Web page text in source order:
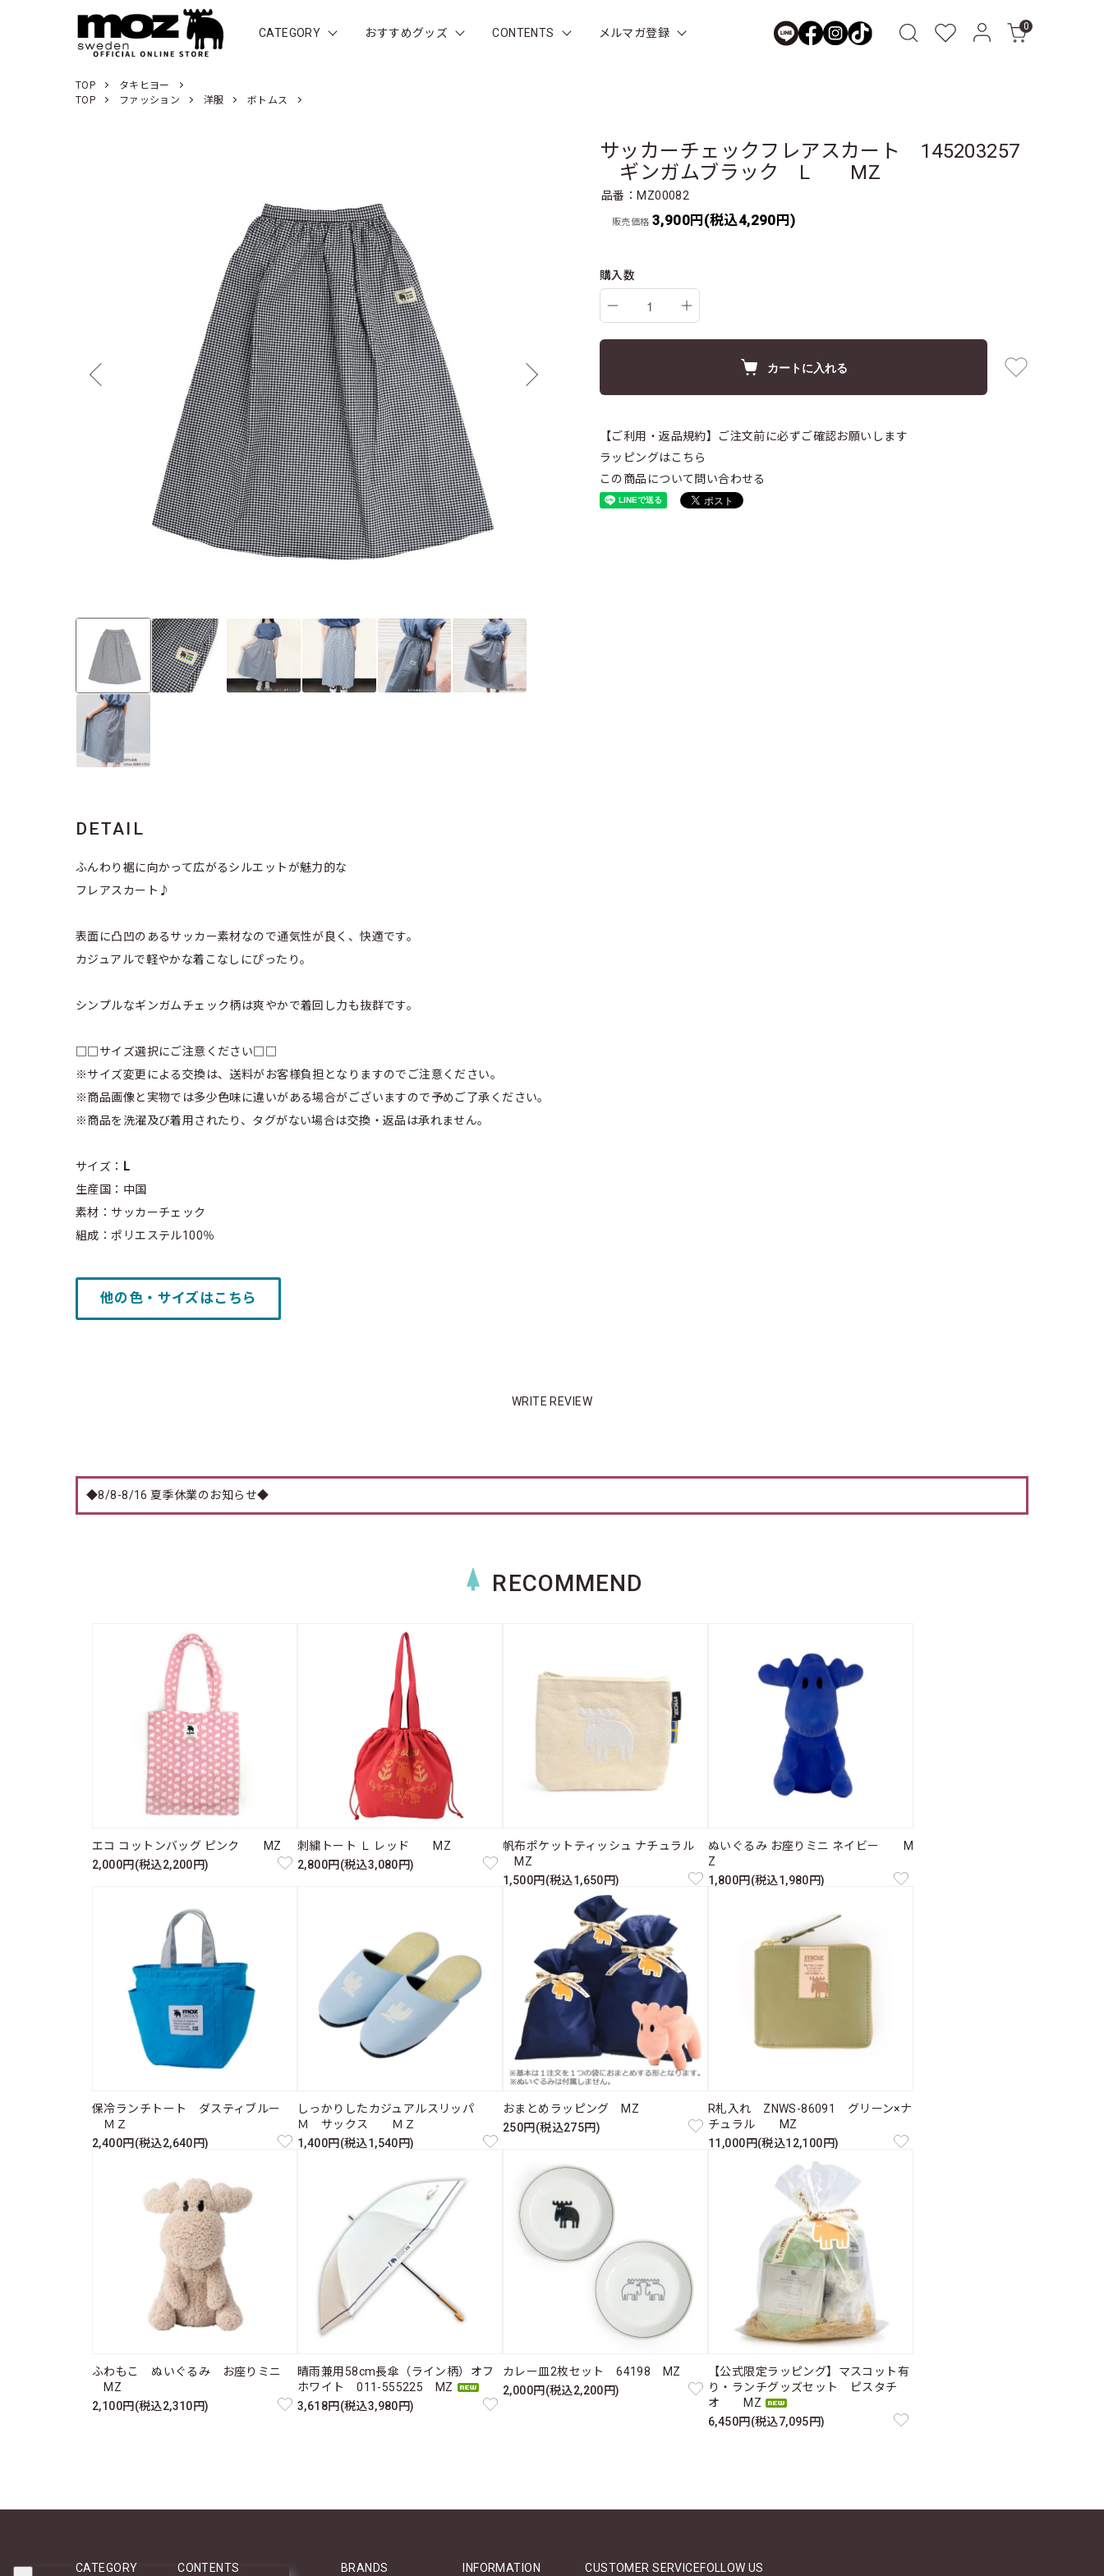
CATEGORY おすすめグッズ CONTENTS メルマガ登録 0
TOP
タキヒヨー
TOP
ファッション 洋服 ボトムス
サッカーチェックフレアスカート 145203257
ギンガムブラック L MZ
品番：MZ00082
販売価格 3,900円(税込4,290円)
購入数
カートに入れる
【ご利用・返品規約】ご注文前に必ずご確認お願いします
ラッピングはこちら
この商品について問い合わせる
DETAIL
ふんわり裾に向かって広がるシルエットが魅力的な
フレアスカート♪
表面に凸凹のあるサッカー素材なので通気性が良く、快適です。
カジュアルで軽やかな着こなしにぴったり。
シンプルなギンガムチェック柄は爽やかで着回し力も抜群です。
□□サイズ選択にご注意ください□□
※サイズ変更による交換は、送料がお客様負担となりますのでご注意ください。
※商品画像と実物では多少色味に違いがある場合がございますので予めご了承ください。
※商品を洗濯及び着用されたり、タグがない場合は交換・返品は承れません。
サイズ：
L
生産国：中国
素材：サッカーチェック
組成：ポリエステル100％
他の色・サイズはこちら
WRITE REVIEW
◆8/8-8/16 夏季休業のお知らせ◆
RECOMMEND
エコ コットンバッグ ピンク MZ
2,000円(税込2,200円)
刺繍トート Ｌ レッド MZ
2,800円(税込3,080円)
帆布ポケットティッシュ ナチュラル
MZ
1,500円(税込1,650円)
ぬいぐるみ お座りミニ ネイビー M
Z
1,800円(税込1,980円)
保冷ランチトート ダスティブルー
ＭＺ
2,400円(税込2,640円)
しっかりしたカジュアルスリッパ
Ｍ サックス ＭＺ
1,400円(税込1,540円)
おまとめラッピング MZ
250円(税込275円)
R札入れ ZNWS-86091 グリーン×ナ
チュラル MZ
11,000円(税込12,100円)
ふわもこ ぬいぐるみ お座りミニ
MZ
2,100円(税込2,310円)
晴雨兼用58cm長傘（ライン柄）オフ
ホワイト 011-555225 MZ
3,618円(税込3,980円)
カレー皿2枚セット 64198 MZ
2,000円(税込2,200円)
【公式限定ラッピング】マスコット有
り・ランチグッズセット ピスタチ
オ MZ
6,450円(税込7,095円)
CATEGORY CONTENTS BRANDS INFORMATION CUSTOMER SERVICEFOLLOW US